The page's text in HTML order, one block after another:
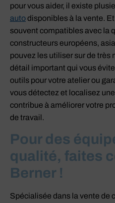
pour vous aider, il existe
autodisponibles à la vente.
souvent compatibles avec la
constructeurs européens,
pouvez les utiliser sur de très
détail important qui vous
outils pour votre atelier ou
vous détectez et localisez
contribue à améliorer votre
de travail.
Pour des
qualité, faites
Berner !
Spécialisée dans la vente de